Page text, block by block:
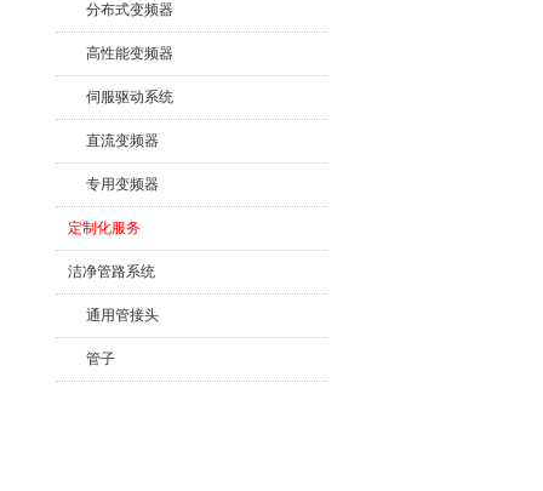
分布式变频器
高性能变频器
伺服驱动系统
直流变频器
专用变频器
定制化服务
洁净管路系统
通用管接头
管子